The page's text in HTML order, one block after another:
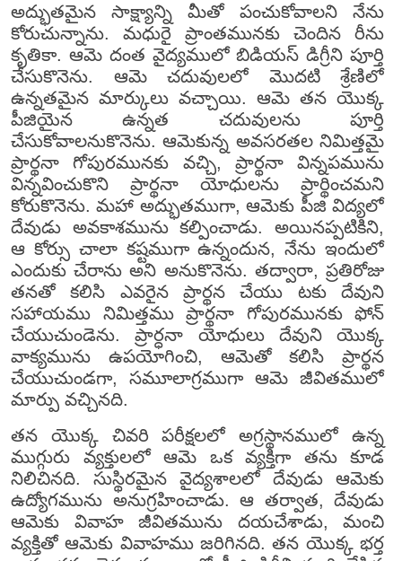
అద్భుతమైన సాక్ష్యాన్ని మీతో పంచుకోవాలని నేను
కోరుచున్నాను. మధురై ప్రాంతమునకు చెందిన రీను
కృతికా. ఆమె దంత వైద్యములో బిడియస్ డిగ్రీని పూర్తి
చేసుకొనెను. ఆమె చదువులలో మొదటి శ్రేణిలో
ఉన్నతమైన మార్కులు వచ్చాయి. ఆమె తన యొక్క
పీజియైన ఉన్నత చదువులను పూర్తి
చేసుకోవాలనుకొనెను. ఆమెకున్న అవసరతల నిమిత్తమై
ప్రార్థనా గోపురమునకు వచ్చి, ప్రార్థనా విన్నపమును
విన్నవించుకొని ప్రార్థనా యోధులను ప్రార్థించమని
కోరుకొనెను. మహా అద్భుతముగా, ఆమెకు పీజి విద్యలో
దేవుడు అవకాశమును కల్పించాడు. అయినప్పటికిని,
ఆ కోర్సు చాలా కష్టముగా ఉన్నందున, నేను ఇందులో
ఎందుకు చేరాను అని అనుకొనెను. తద్వారా, ప్రతిరోజు
తనతో కలిసి ఎవరైన ప్రార్థన చేయు టకు దేవుని
సహాయము నిమిత్తము ప్రార్థనా గోపురమునకు ఫోన్
చేయుచుండెను. ప్రార్ధనా యోధులు దేవుని యొక్క
వాక్యమును ఉపయోగించి, ఆమెతో కలిసి ప్రార్థన
చేయుచుండగా, సమూలాగ్రముగా ఆమె జీవితములో
మార్పు వచ్చినది.
తన యొక్క చివరి పరీక్షలలో అగ్రస్థానములో ఉన్న
ముగ్గురు వ్యక్తులలో ఆమె ఒక వ్యక్తిగా తను కూడ
నిలిచినది. సుస్థిరమైన వైద్యశాలలో దేవుడు ఆమెకు
ఉద్యోగమును అనుగ్రహించాడు. ఆ తర్వాత, దేవుడు
ఆమెకు వివాహ జీవితమును దయచేశాడు, మంచి
వ్యక్తితో ఆమెకు వివాహము జరిగినది. తన యొక్క భర్త